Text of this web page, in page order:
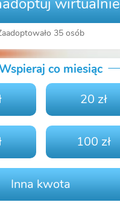
35 osób
co miesiąc
20 zł
100 zł
Inna kwota